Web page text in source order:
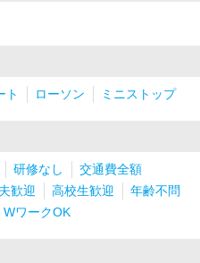
ト ローソン ミニストップ
研修なし
交通費全額
歓迎 高校生歓迎
年齢不問
WワークOK